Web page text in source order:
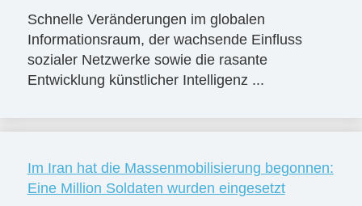
Schnelle Veränderungen im globalen
Informationsraum, der wachsende Einfluss
sozialer Netzwerke sowie die rasante
Entwicklung künstlicher Intelligenz ...
Im Iran hat die Massenmobilisierung begonnen:
Eine Million Soldaten wurden eingesetzt